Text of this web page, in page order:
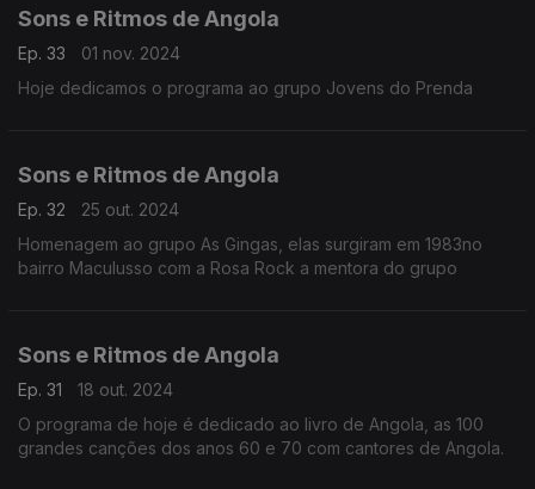
Sons e Ritmos de Angola
Ep. 33
01 nov. 2024
Hoje dedicamos o programa ao grupo Jovens do Prenda
Sons e Ritmos de Angola
Ep. 32
25 out. 2024
Homenagem ao grupo As Gingas, elas surgiram em 1983no
bairro Maculusso com a Rosa Rock a mentora do grupo
Sons e Ritmos de Angola
Ep. 31
18 out. 2024
O programa de hoje é dedicado ao livro de Angola, as 100
grandes canções dos anos 60 e 70 com cantores de Angola.